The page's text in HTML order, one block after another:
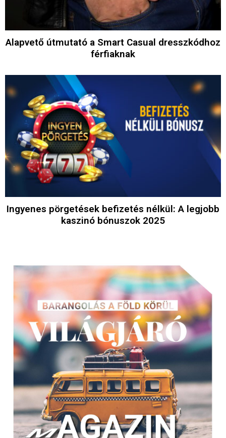
Alapvető útmutató a Smart Casual dresszkódhoz
férfiaknak
Ingyenes pörgetések befizetés nélkül: A legjobb
kaszinó bónuszok 2025